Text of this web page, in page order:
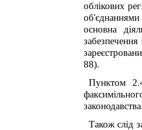
облікових
об'єднаннями
основна
88).
Пунктом
Також слід